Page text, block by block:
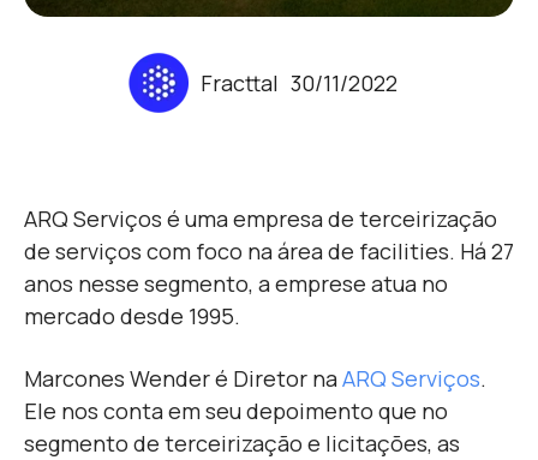
Fracttal 30/11/2022
ARQ Serviços é uma empresa de terceirização
de serviços com foco na área de facilities. Há 27
anos nesse segmento, a emprese atua no
mercado desde 1995.
Marcones Wender é Diretor naARQ Serviços.
Ele nos conta em seu depoimento que no
segmento de terceirização e licitações, as